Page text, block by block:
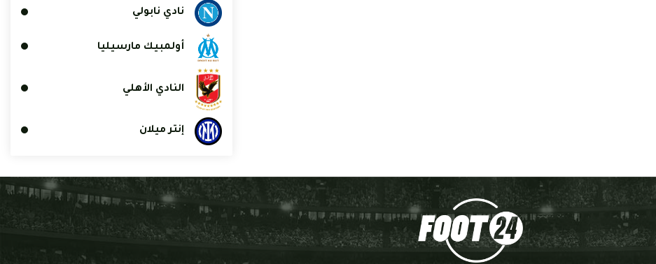
نادي نابولي
أولمبيك مارسيليا
النادي الأهلي
إنتر ميلان